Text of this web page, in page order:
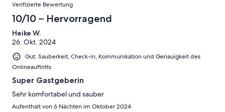
Verifizierte Bewertung
10/10 – Hervorragend
Heike W.
26. Okt. 2024
Gut: Sauberkeit, Check-in, Kommunikation und Genauigkeit des
Onlineauftritts
Super Gastgeberin
Sehr komfortabel und sauber
Aufenthalt von 6 Nächten im Oktober 2024